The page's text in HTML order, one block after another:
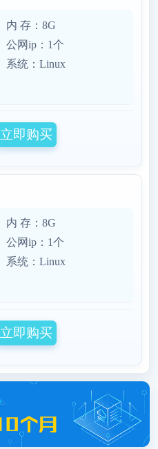
内 存：8G
公网ip：1个
系统：Linux
立即购买
内 存：8G
公网ip：1个
系统：Linux
立即购买